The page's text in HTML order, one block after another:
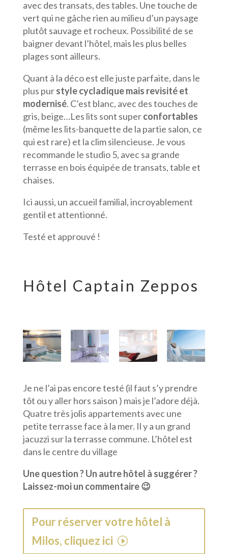
avec des transats, des tables. Une touche de
vert qui ne gâche rien au milieu d’un paysage
plutôt sauvage et rocheux. Possibilité de se
baigner devant l’hôtel, mais les plus belles
plages sont ailleurs.
Quant à la déco est elle juste parfaite, dans le
plus purstyle cycladique mais revisité et
modernisé. C’est blanc, avec des touches de
gris, beige…Les lits sont superconfortables
(même les lits-banquette de la partie salon, ce
qui est rare) et la clim silencieuse. Je vous
recommande le studio 5, avec sa grande
terrasse en bois équipée de transats, table et
chaises.
Ici aussi, un accueil familial, incroyablement
gentil et attentionné.
Testé et approuvé !
Hôtel Captain Zeppos
Je ne l’ai pas encore testé (il faut s’y prendre
tôt ou y aller hors saison ) mais je l’adore déjà.
Quatre très jolis appartements avec une
petite terrasse face à la mer. Il y a un grand
jacuzzi sur la terrasse commune. L’hôtel est
dans le centre du village
Une question ? Un autre hôtel à suggérer ?
Laissez-moi un commentaire 😉
Pour réserver votre hôtel à
Milos, cliquez ici